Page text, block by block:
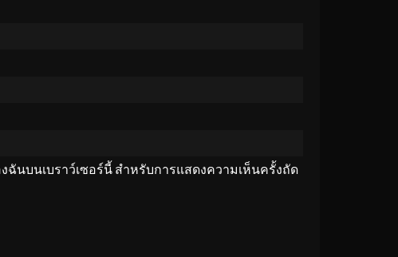
ฉันบนเบราว์เซอร์นี้ สำหรับการแสดงความเห็นครั้งถัด